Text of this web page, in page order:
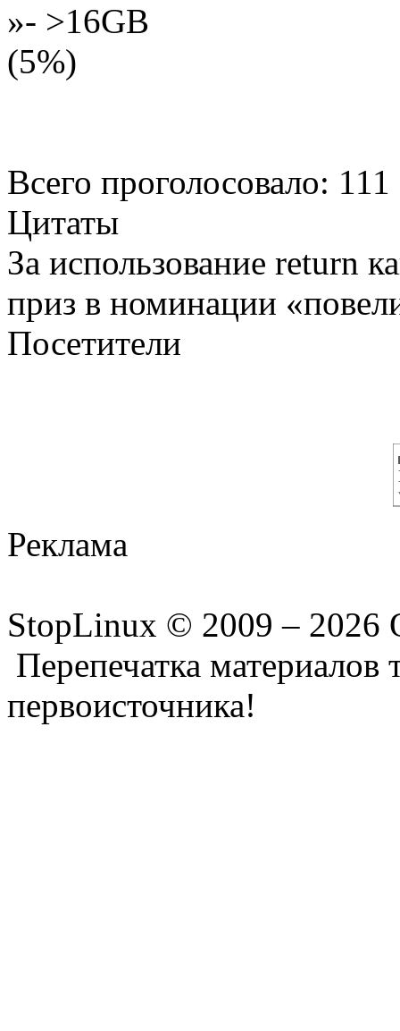
»- >16GB
(5%)
Всего проголосовало: 111
Цитаты
За использование return
приз в номинации
Посетители
Реклама
StopLinux © 2009 – 2026
Перепечатка материалов
первоисточника!